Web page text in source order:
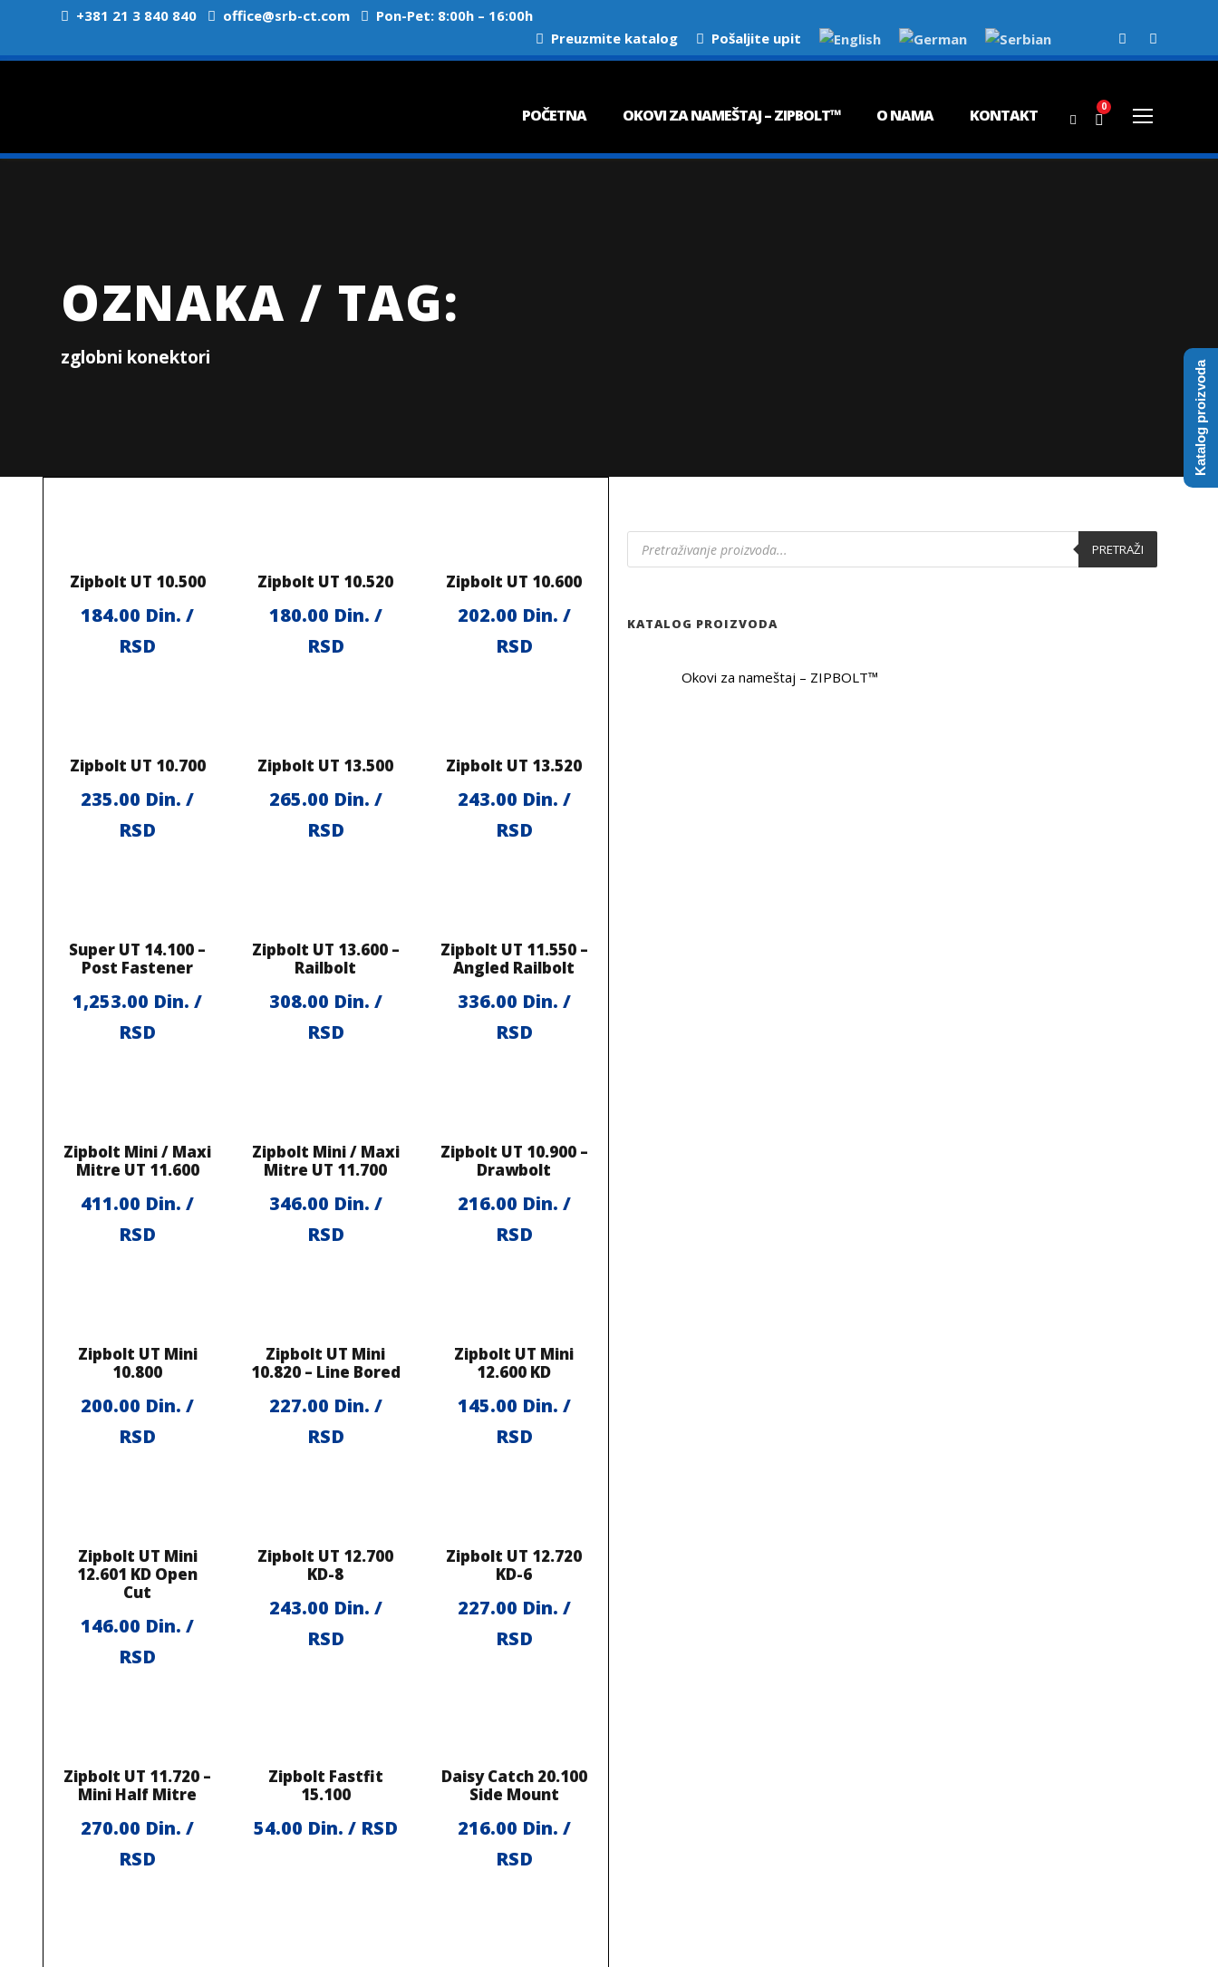
+381 21 3 840 840 office@srb-ct.com
Pon-Pet: 8:00h – 16:00h
Preuzmite katalog
Pošaljite upit
POČETNA OKOVI ZA NAMEŠTAJ – ZIPBOLT™ O NAMA KONTAKT 0
OZNAKA / TAG:
zglobni konektori
Zipbolt UT 10.500
184.00 Din. /
RSD
Zipbolt UT 10.520
180.00 Din. /
RSD
Zipbolt UT 10.600
202.00 Din. /
RSD
Zipbolt UT 10.700
235.00 Din. /
RSD
Zipbolt UT 13.500
265.00 Din. /
RSD
Zipbolt UT 13.520
243.00 Din. /
RSD
Super UT 14.100 –
Post Fastener
1,253.00 Din. /
RSD
Zipbolt UT 13.600 –
Railbolt
308.00 Din. /
RSD
Zipbolt UT 11.550 –
Angled Railbolt
336.00 Din. /
RSD
Zipbolt Mini / Maxi
Mitre UT 11.600
411.00 Din. /
RSD
Zipbolt Mini / Maxi
Mitre UT 11.700
346.00 Din. /
RSD
Zipbolt UT 10.900 –
Drawbolt
216.00 Din. /
RSD
Zipbolt UT Mini
10.800
200.00 Din. /
RSD
Zipbolt UT Mini
10.820 – Line Bored
227.00 Din. /
RSD
Zipbolt UT Mini
12.600 KD
145.00 Din. /
RSD
Zipbolt UT Mini
12.601 KD Open
Cut
146.00 Din. /
RSD
Zipbolt UT 12.700
KD-8
243.00 Din. /
RSD
Zipbolt UT 12.720
KD-6
227.00 Din. /
RSD
Zipbolt UT 11.720 –
Mini Half Mitre
270.00 Din. /
RSD
Zipbolt Fastfit
15.100
54.00 Din. / RSD
Daisy Catch 20.100
Side Mount
216.00 Din. /
RSD
P
o
c
PRETRAŽI
KATALOG PROIZVODA
Okovi za nameštaj – ZIPBOLT™
Katalog proizvoda